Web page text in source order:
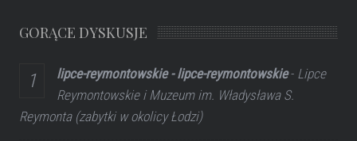
GORĄCE DYSKUSJE
lipce-reymontowskie - lipce-reymontowskie- Lipce
Reymontowskie i Muzeum im. Władysława S.
Reymonta (zabytki w okolicy Łodzi)